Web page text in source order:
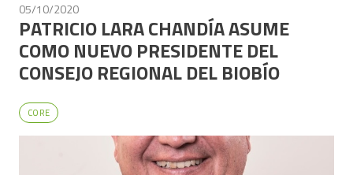
05/10/2020
PATRICIO LARA CHANDÍA ASUME
COMO NUEVO PRESIDENTE DEL
CONSEJO REGIONAL DEL BIOBÍO
CORE